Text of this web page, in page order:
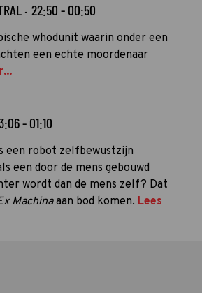
· 22:50 - 00:50
whodunit waarin onder een
een echte moordenaar
- 01:10
een robot zelfbewustzijn
een door de mens gebouwd
wordt dan de mens zelf? Dat
Machinaaan bod komen. Lees